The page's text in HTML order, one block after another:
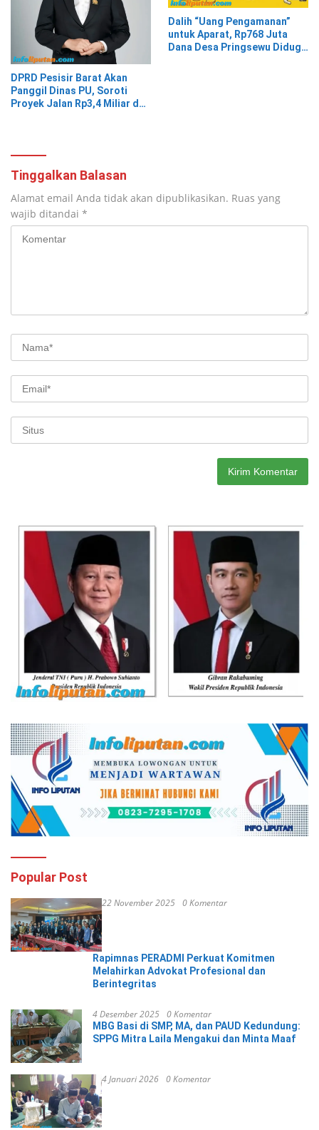
DPRD Pesisir Barat Akan
Panggil Dinas PU, Soroti
Proyek Jalan Rp3,4 Miliar dan
Dalih “Uang Pengamanan”
untuk Aparat, Rp768 Juta
Dana Desa Pringsewu Diduga
Tinggalkan Balasan
Alamat email Anda tidak akan dipublikasikan. Ruas yang
wajib ditandai *
Popular Post
22 November 2025 0 Komentar
Rapimnas PERADMI Perkuat Komitmen
Melahirkan Advokat Profesional dan
Berintegritas
4 Desember 2025 0 Komentar
MBG Basi di SMP, MA, dan PAUD Kedundung:
SPPG Mitra Laila Mengakui dan Minta Maaf
4 Januari 2026 0 Komentar